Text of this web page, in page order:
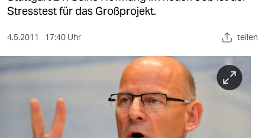
sport
berlin
nord
Stresstest für das Großprojekt.
4.5.2011 17:40 Uhr teilen